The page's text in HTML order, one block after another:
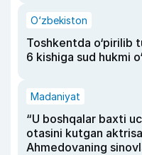
O‘zbekiston
Toshkentda o‘pirilib
6 kishiga sud hukmi
Madaniyat
“U boshqalar baxti
otasini kutgan
Ahmedovaning